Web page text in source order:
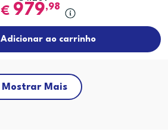
€ 979,98
Adicionar ao carrinho
Mostrar Mais